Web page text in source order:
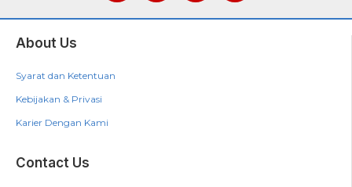
About Us
Syarat dan Ketentuan
Kebijakan & Privasi
Karier Dengan Kami
Contact Us